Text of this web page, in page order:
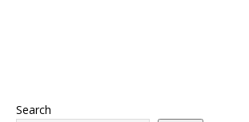
Search